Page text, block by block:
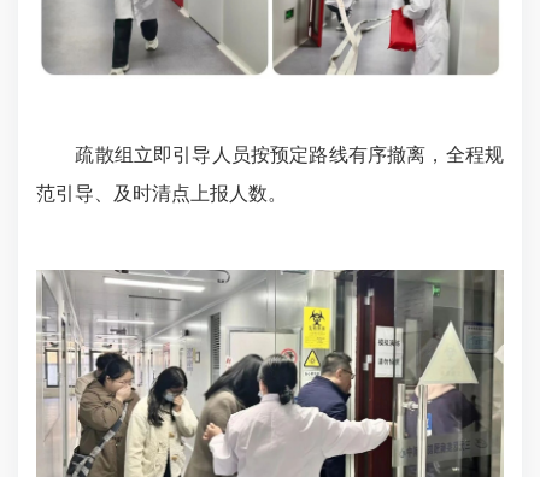
疏散组立即引导人员按预定路线有序撤离，全程规
范引导、及时清点上报人数。